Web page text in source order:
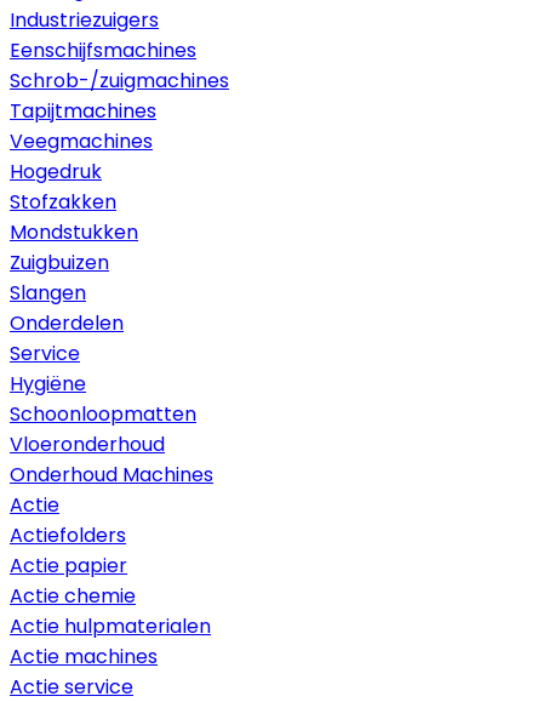
Industriezuigers
Eenschijfsmachines
Schrob-/zuigmachines
Tapijtmachines
Veegmachines
Hogedruk
Stofzakken
Mondstukken
Zuigbuizen
Slangen
Onderdelen
Service
Hygiëne
Schoonloopmatten
Vloeronderhoud
Onderhoud Machines
Actie
Actiefolders
Actie papier
Actie chemie
Actie hulpmaterialen
Actie machines
Actie service